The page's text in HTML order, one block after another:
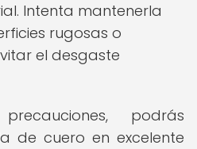
Intenta mantenerla
rugosas o
el desgaste
podrás
de cuero en excelente